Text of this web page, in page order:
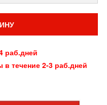
раб.дней
в течение 2-3 раб.дней